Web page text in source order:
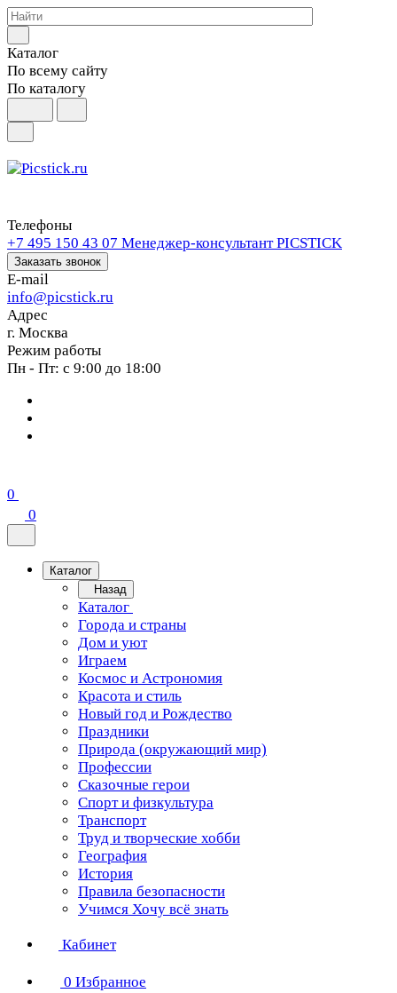
Каталог
По всему сайту
По каталогу
Телефоны
+7 495 150 43 07 Менеджер-консультант PICSTICK
Заказать звонок
E-mail
info@picstick.ru
Адрес
г. Москва
Режим работы
Пн - Пт: с 9:00 до 18:00
0
0
Каталог
Назад
Каталог
Города и страны
Дом и уют
Играем
Космос и Астрономия
Красота и стиль
Новый год и Рождество
Праздники
Природа (окружающий мир)
Профессии
Сказочные герои
Спорт и физкультура
Транспорт
Труд и творческие хобби
География
История
Правила безопасности
Учимся Хочу всё знать
Кабинет
0 Избранное